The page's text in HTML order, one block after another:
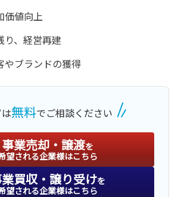
価値向上
り、経営再建
やブランドの獲得
無料でご相談ください
事業売却・譲渡を
望される企業様はこちら
買収・譲り受けを
望される企業様はこちら